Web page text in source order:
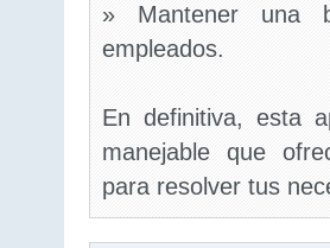
» Mantener una
empleados.
En definitiva, esta
manejable que
para resolver tus